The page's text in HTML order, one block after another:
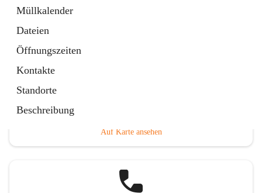
Müllkalender
Dateien
Öffnungszeiten
Kontakte
Standorte
Beschreibung
Auf Karte ansehen